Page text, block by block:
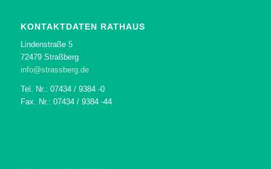
KONTAKTDATEN RATHAUS
Lindenstraße 5
72479 Straßberg
info@strassberg.de
Tel. Nr.: 07434 / 9384 -0
Fax. Nr.: 07434 / 9384 -44